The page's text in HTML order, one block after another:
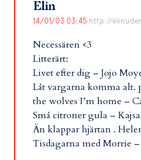
Elin
14/01/03 03:45 http://
Necessären <3
Litterärt:
Livet efter dig – Jojo
Låt vargarna komma alt.
the wolves I’m home –
Små citroner gula –
Än klappar hjärtan .
Tisdagarna med Morrie